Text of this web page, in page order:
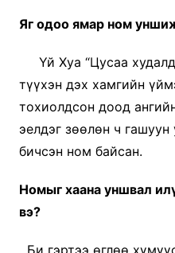
Яг одоо ямар ном
Үй Хуа “Цусаа
түүхэн дэх хамгийн
тохиолдсон доод
эелдэг зөөлөн ч
бичсэн ном байсан.
Номыг хаана уншвал
вэ?